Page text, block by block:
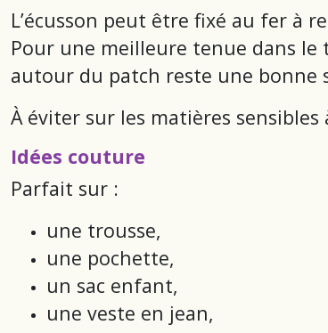
L’écusson peut être fixé au fer à
Pour une meilleure tenue dans
autour du patch reste une bonne
À éviter sur les matières
Idées couture
Parfait sur :
une trousse,
une pochette,
un sac enfant,
une veste en jean,